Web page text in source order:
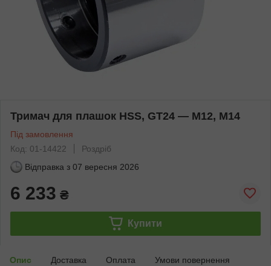
Тримач для плашок HSS, GT24 — M12, M14
Під замовлення
Код: 01-14422
Роздріб
Відправка з 07 вересня 2026
6 233 ₴
Купити
Опис Доставка Оплата Умови повернення